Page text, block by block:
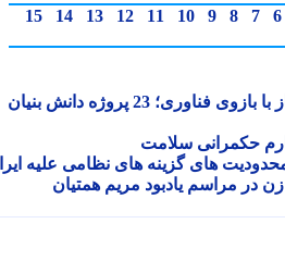
7
8
9
10
11
12
13
14
15
گذار از ناترازی مصرف گاز با بازوی فناوری؛ 23 پروژه دانش بنیان
سلامت
های گزینه های نظامی علیه ایران
مراسم یادبود مریم همتیان